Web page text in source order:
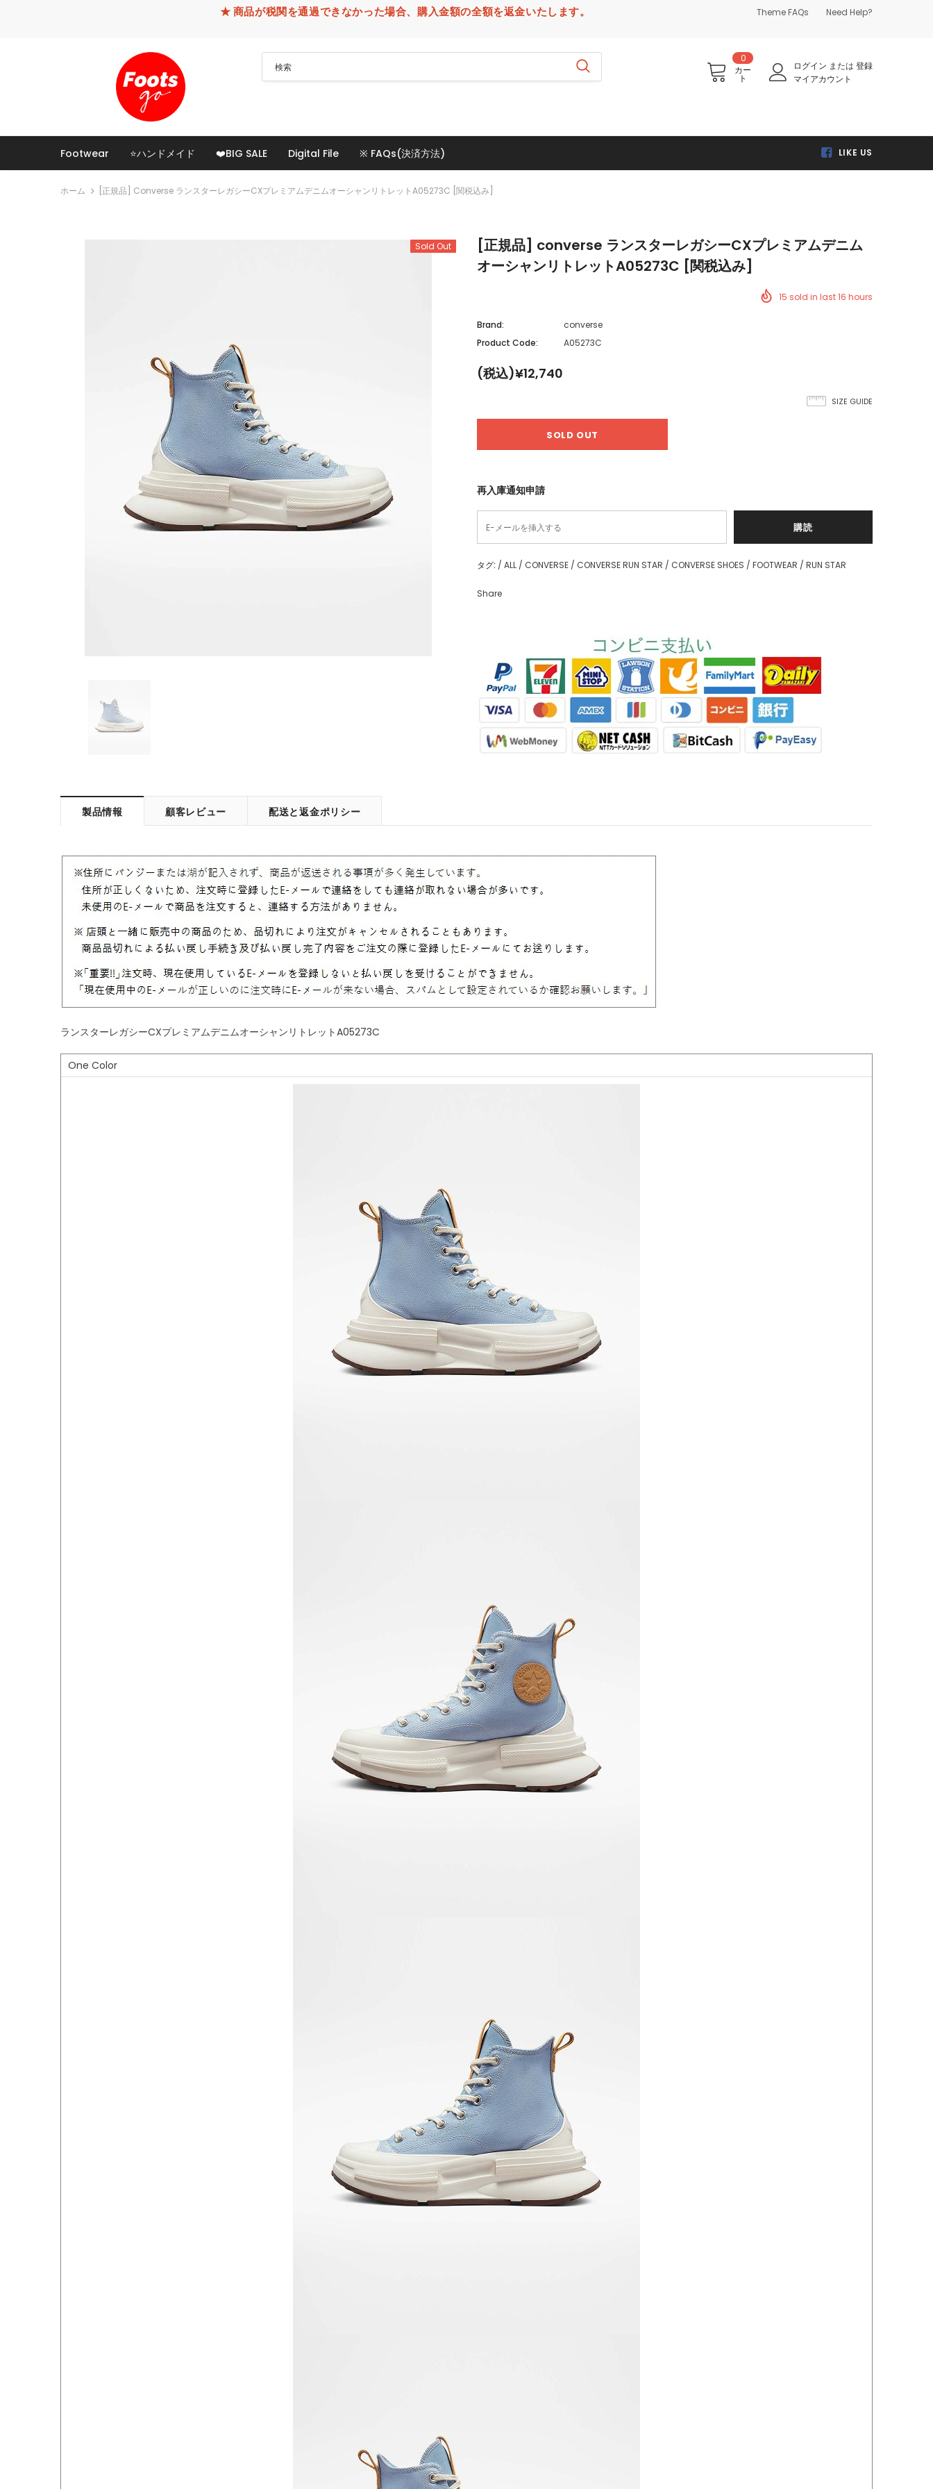
★ 商品が税関を通過できなかった場合、購入金額の全額を返金いたします。 Theme FAQs Need Help?
0
カー
ト
ログイン または 登録
マイアカウント
Footwear ⭐ハンドメイド ❤️BIG SALE Digital File ※ FAQs(決済方法) LIKE US
ホーム [正規品] Converse ランスターレガシーCXプレミアムデニムオーシャンリトレットA05273C [関税込み]
Sold Out
[正規品] converse ランスターレガシーCXプレミアムデニム
オーシャンリトレットA05273C [関税込み]
15 sold in last16 hours
Brand:
converse
Product Code:
A05273C
(税込)¥12,740
SIZE GUIDE
再入庫通知申請
タグ: / ALL / CONVERSE / CONVERSE RUN STAR / CONVERSE SHOES / FOOTWEAR / RUN STAR
Share
製品情報 顧客レビュー 配送と返金ポリシー
ランスターレガシーCXプレミアムデニムオーシャンリトレットA05273C
One Color